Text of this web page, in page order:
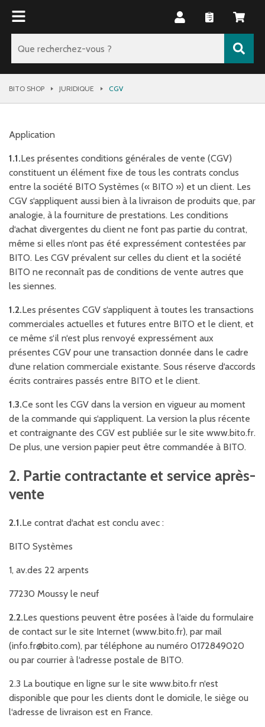
BITO SHOP JURIDIQUE CGV
Application
1.1.Les présentes conditions générales de vente (CGV)
constituent un élément fixe de tous les contrats conclus
entre la société BITO Systèmes (« BITO ») et un client. Les
CGV s‘appliquent aussi bien à la livraison de produits que, par
analogie, à la fourniture de prestations. Les conditions
d‘achat divergentes du client ne font pas partie du contrat,
même si elles n‘ont pas été expressément contestées par
BITO. Les CGV prévalent sur celles du client et la société
BITO ne reconnaît pas de conditions de vente autres que
les siennes.
1.2.Les présentes CGV s‘appliquent à toutes les transactions
commerciales actuelles et futures entre BITO et le client, et
ce même s‘il n‘est plus renvoyé expressément aux
présentes CGV pour une transaction donnée dans le cadre
d‘une relation commerciale existante. Sous réserve d‘accords
écrits contraires passés entre BITO et le client.
1.3.Ce sont les CGV dans la version en vigueur au moment
de la commande qui s‘appliquent. La version la plus récente
et contraignante des CGV est publiée sur le site www.bito.fr.
De plus, une version papier peut être commandée à BITO.
2. Partie contractante et service après-
vente
2.1.Le contrat d‘achat est conclu avec :
BITO Systèmes
1, av.des 22 arpents
77230 Moussy le neuf
2.2.Les questions peuvent être posées à l‘aide du formulaire
de contact sur le site Internet (www.bito.fr), par mail
(info.fr@bito.com), par téléphone au numéro 0172849020
ou par courrier à l‘adresse postale de BITO.
2.3 La boutique en ligne sur le site www.bito.fr n‘est
disponible que pour les clients dont le domicile, le siège ou
l‘adresse de livraison est en France.